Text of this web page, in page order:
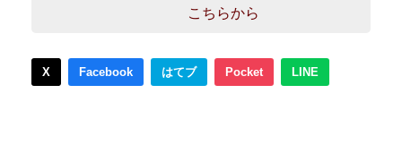
こちらから
X Facebook はてブ Pocket LINE